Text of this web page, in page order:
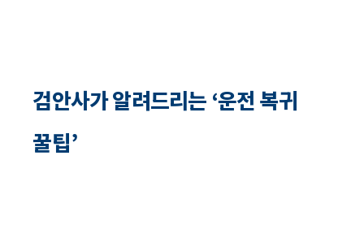
검안사가 알려드리는 ‘운전 복귀
꿀팁’